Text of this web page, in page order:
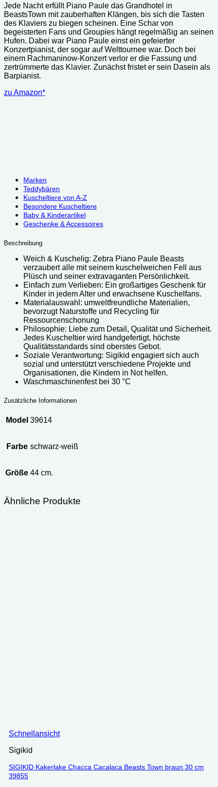
Jede Nacht erfüllt Piano Paule das Grandhotel in
BeastsTown mit zauberhaften Klängen, bis sich die Tasten
des Klaviers zu biegen scheinen. Eine Schar von
begeisterten Fans und Groupies hängt regelmäßig an seinen
Hufen. Dabei war Piano Paule einst ein gefeierter
Konzertpianist, der sogar auf Welttournee war. Doch bei
einem Rachmaninow-Konzert verlor er die Fassung und
zertrümmerte das Klavier. Zunächst fristet er sein Dasein als
Barpianist.
zu Amazon*
Marken
Teddybären
Kuscheltiere von A-Z
Besondere Kuscheltiere
Baby & Kinderartikel
Geschenke & Accessoires
Beschreibung
Weich & Kuschelig: Zebra Piano Paule Beasts
verzaubert alle mit seinem kuschelweichen Fell aus
Plüsch und seiner extravaganten Persönlichkeit.
Einfach zum Verlieben: Ein großartiges Geschenk für
Kinder in jedem Alter und erwachsene Kuschelfans.
Materialauswahl: umweltfreundliche Materialien,
bevorzugt Naturstoffe und Recycling für
Ressourcenschonung
Philosophie: Liebe zum Detail, Qualität und Sicherheit.
Jedes Kuscheltier wird handgefertigt, höchste
Qualitätsstandards sind oberstes Gebot.
Soziale Verantwortung: Sigikid engagiert sich auch
sozial und unterstützt verschiedene Projekte und
Organisationen, die Kindern in Not helfen.
Waschmaschinenfest bei 30 °C
Zusätzliche Informationen
Model 39614
Farbe schwarz-weiß
Größe 44 cm.
Ähnliche Produkte
Schnellansicht
Sigikid
SIGIKID Kakerlake Chacca Cacalaca Beasts Town braun 30 cm
39855